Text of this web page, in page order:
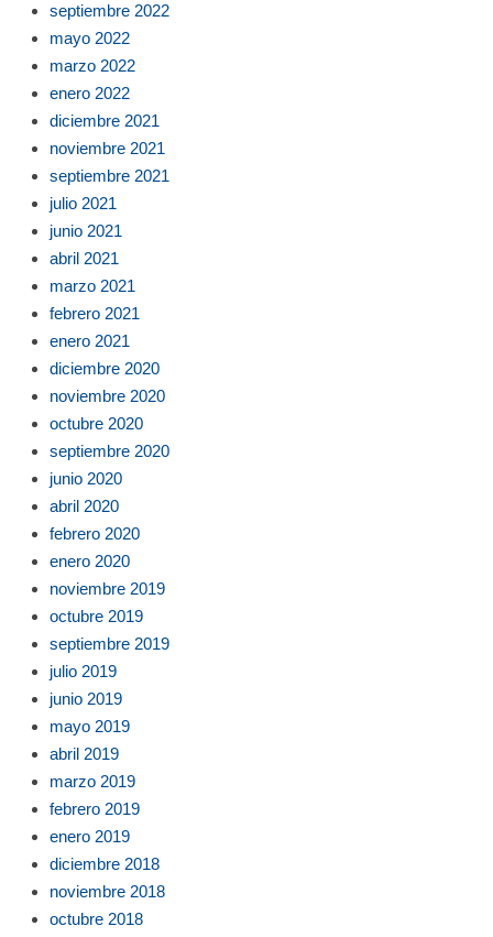
septiembre 2022
mayo 2022
marzo 2022
enero 2022
diciembre 2021
noviembre 2021
septiembre 2021
julio 2021
junio 2021
abril 2021
marzo 2021
febrero 2021
enero 2021
diciembre 2020
noviembre 2020
octubre 2020
septiembre 2020
junio 2020
abril 2020
febrero 2020
enero 2020
noviembre 2019
octubre 2019
septiembre 2019
julio 2019
junio 2019
mayo 2019
abril 2019
marzo 2019
febrero 2019
enero 2019
diciembre 2018
noviembre 2018
octubre 2018